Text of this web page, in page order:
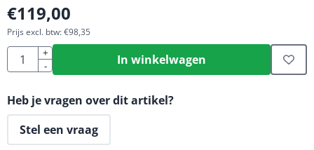
€119,00
Prijs excl. btw:€98,35
Aantal
+
-
In winkelwagen
Heb je vragen over dit artikel?
Stel een vraag